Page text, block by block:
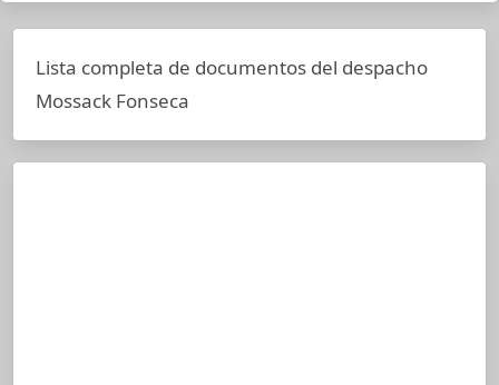
Lista completa de documentos del despacho
Mossack Fonseca